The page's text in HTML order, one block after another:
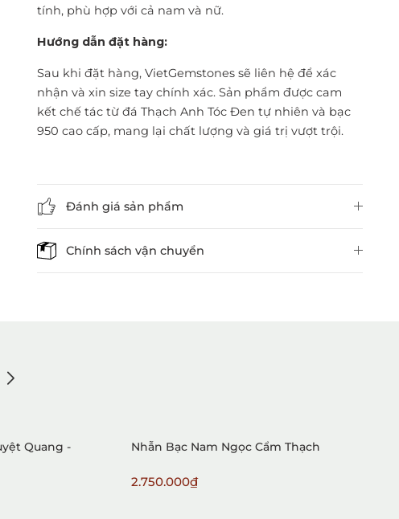
tính, phù hợp với cả nam và nữ.
Hướng dẫn đặt hàng:
Sau khi đặt hàng, VietGemstones sẽ liên hệ để xác
nhận và xin size tay chính xác. Sản phẩm được cam
kết chế tác từ đá Thạch Anh Tóc Đen tự nhiên và bạc
950 cao cấp, mang lại chất lượng và giá trị vượt trội.
Đánh giá sản phẩm
Chính sách vận chuyển
Quang -
Nhẫn Bạc Nam Ngọc Cẩm Thạch
2.750.000₫